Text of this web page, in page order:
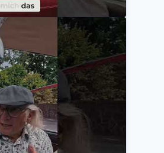
eines Autistenheims!
AG